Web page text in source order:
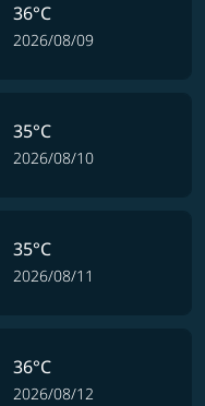
36°C
2026/08/09
35°C
2026/08/10
35°C
2026/08/11
36°C
2026/08/12